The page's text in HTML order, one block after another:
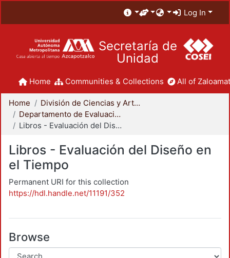
Log In
Secretaría de
Unidad
Home Communities & Collections All of
Home
División de Ciencias y Artes para el Diseño
Departamento de Evaluación del Diseño en el Tiempo
Libros - Evaluación del Diseño en el Tiempo
Libros - Evaluación del Diseño en
el Tiempo
Permanent URI for this collection
https://hdl.handle.net/11191/352
Browse